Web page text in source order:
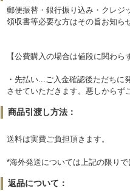
郵便振替・銀行振り込み・クレジ
領収書等必要な方はその旨お知ら
【公費購入の場合は値段に関わら
・先払い...ご入金確認後ただち
させていただきます。悪しからず
商品引渡し方法：
送料は実費ご負担頂きます。
*海外発送については上記の限りで
返品について：